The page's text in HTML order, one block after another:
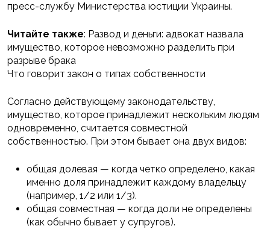
пресс-службу Министерства юстиции Украины.
Читайте также: Развод и деньги: адвокат назвала
имущество, которое невозможно разделить при
разрыве брака
Что говорит закон о типах собственности
Согласно действующему законодательству,
имущество, которое принадлежит нескольким людям
одновременно, считается совместной
собственностью. При этом бывает она двух видов:
общая долевая — когда четко определено, какая
именно доля принадлежит каждому владельцу
(например, 1/2 или 1/3).
общая совместная — когда доли не определены
(как обычно бывает у супругов).